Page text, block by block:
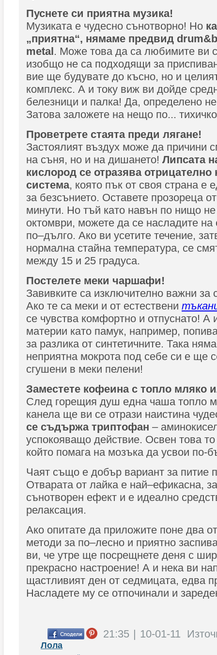
Пуснете си приятна музика!
Музиката е чудесно сънотворно! Но
„приятна“, нямаме предвид
metal. Може това да са любимите ви
изобщо не са подходящи за
вие ще будувате до късно, но и
комплекс. А и току виж ви дойде
белезници и палка! Да, определено
Затова заложете на нещо по...
Проветрете стаята преди лягане!
Застоялият въздух може да причини
на съня, но и на дишането! Липсата
кислород се отразява отрицателно
система, която пък от своя страна е
за безсънието. Оставете прозореца
минути. Но тъй като навън по нищо
октомври, можете да се насладите на
по–дълго. Ако ви усетите течение,
нормална стайна температура, се
между 15 и 25 градуса.
Постелете меки чаршафи!
Завивките са изключително важни за
Ако те са меки и от естествени
се чувства комфортно и отпуснато! А
материи като памук, например,
за разлика от синтетичните. Така
неприятна мокрота под себе си е ще
сгушени в меки пелени!
Заместете кофеина с топло мляко
След горещия душ една чаша топло
канела ще ви се отрази наистина
се съдържа триптофан –
успокояващо действие. Освен това
който помага на мозъка да усвои по-
Чаят също е добър вариант за питие
Отварата от лайка е най–ефикасна,
сънотворен ефект и е идеално
релаксация.
Ако опитате да приложите поне два
методи за по–лесно и приятно
ви, че утре ще посрещнете деня с
прекрасно настроение! А и нека ви
щастливият ден от седмицата, едва
Насладете му се отпочинали и
21:35 | 10-01-11
Лола